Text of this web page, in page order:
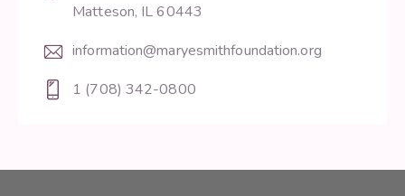
Matteson, IL 60443
information@maryesmithfoundation.org
1 (708) 342-0800